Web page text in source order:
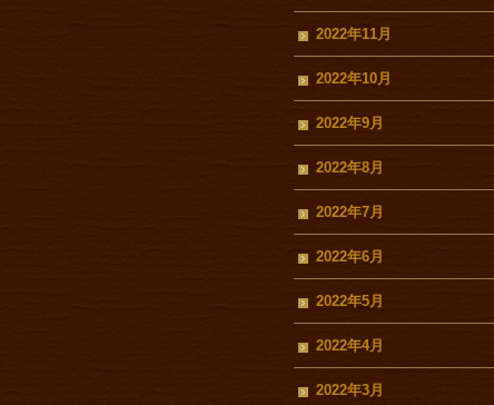
2022年11月
2022年10月
2022年9月
2022年8月
2022年7月
2022年6月
2022年5月
2022年4月
2022年3月